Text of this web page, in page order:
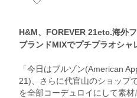
H&M、FOREVER 21etc.海外
ブランドMIXでプチプラオシ
「今日はブルゾン(American
21)、さらに代官山のショップ
を全部コーデュロイにして素